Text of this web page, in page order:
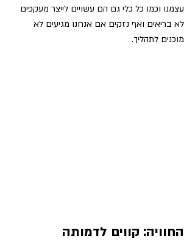
עצמנו וכמו כל כלי גם הם עשויים לייצר מעקפים
לא בריאים ואף נזקים אם אנחנו מגיעים לא
מוכנים לתהליך.
החוויה: קווים לדמותה